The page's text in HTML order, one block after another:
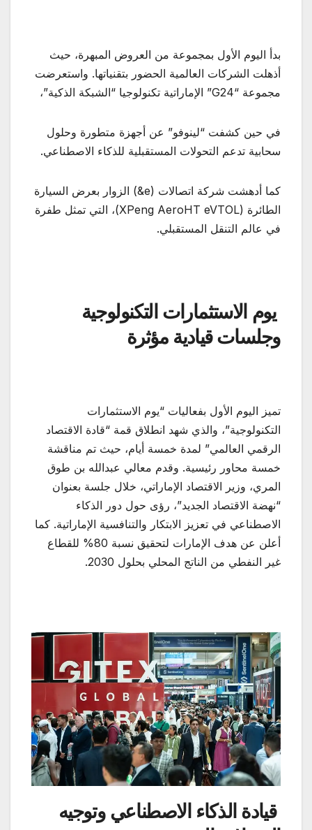
بدأ اليوم الأول بمجموعة من العروض المبهرة، حيث
أذهلت الشركات العالمية الحضور بتقنياتها. واستعرضت
مجموعة “G24” الإماراتية تكنولوجيا “الشبكة الذكية”،
في حين كشفت “لينوفو” عن أجهزة متطورة وحلول
سحابية تدعم التحولات المستقبلية للذكاء الاصطناعي.
كما أدهشت شركة اتصالات (e&) الزوار بعرض السيارة
الطائرة (XPeng AeroHT eVTOL)، التي تمثل طفرة
في عالم التنقل المستقبلي.
يوم الاستثمارات التكنولوجية
وجلسات قيادية مؤثرة
تميز اليوم الأول بفعاليات “يوم الاستثمارات
التكنولوجية”، والذي شهد انطلاق قمة “قادة الاقتصاد
الرقمي العالمي” لمدة خمسة أيام، حيث تم مناقشة
خمسة محاور رئيسية. وقدم معالي عبدالله بن طوق
المري، وزير الاقتصاد الإماراتي، خلال جلسة بعنوان
“نهضة الاقتصاد الجديد”، رؤى حول دور الذكاء
الاصطناعي في تعزيز الابتكار والتنافسية الإماراتية. كما
أعلن عن هدف الإمارات لتحقيق نسبة 80% للقطاع
غير النفطي من الناتج المحلي بحلول 2030.
قيادة الذكاء الاصطناعي وتوجيه